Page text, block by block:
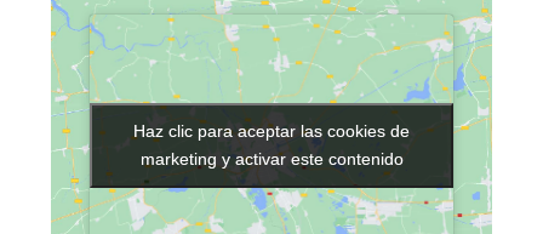
Haz clic para aceptar las cookies de
marketing y activar este contenido
Haz clic para aceptar las cookies de
marketing y activar este contenido